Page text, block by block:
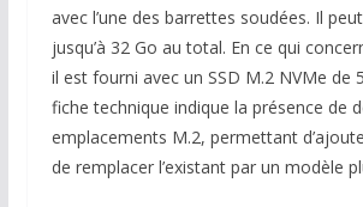
avec l’une des barrettes soudées. Il
jusqu’à 32 Go au total. En ce qui
il est fourni avec un SSD M.2 NVMe de
fiche technique indique la présence de
emplacements M.2, permettant
de remplacer l’existant par un modèle